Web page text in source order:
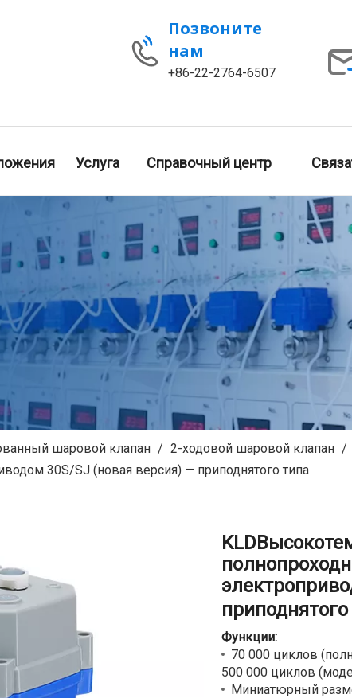
Позвоните
нам
+86-22-2764-6507
Услуга Справочный центр
шаровой клапан / 2-ходовой шаровой клапан /
30S/SJ (новая версия) — приподнятого типа
Функции:
70 000 циклов
500 000 циклов
Миниатюрный